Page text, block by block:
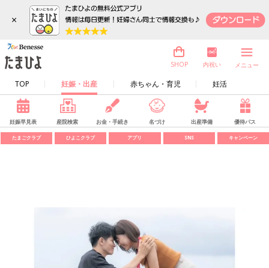
×
TOP 妊娠・出産 赤ちゃん・育児 妊活
SHOP 内祝い メニュー
妊娠早見表 産院検索 お金・手続き 名づけ 出産準備 優待パス
たまごクラブ ひよこクラブ アプリ SNS キャンペーン